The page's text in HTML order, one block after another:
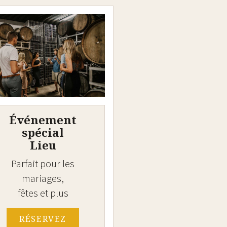
Événement
spécial
Lieu
Parfait pour les
mariages,
fêtes et plus
RÉSERVEZ